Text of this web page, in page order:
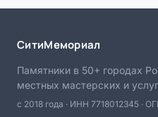
СитиМемориал
Памятники в 50+ городах
местных мастерских и
с 2018 года · ИНН 7718012345 ·